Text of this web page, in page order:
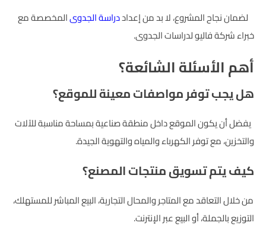
لضمان نجاح المشروع، لا بد من إعداددراسة الجدوىالمخصصة مع
خبراء شركة فاليو لدراسات الجدوى.
أهم الأسئلة الشائعة؟
هل يجب توفر مواصفات معينة للموقع؟
يفضل أن يكون الموقع داخل منطقة صناعية بمساحة مناسبة للآلات
والتخزين، مع توفر الكهرباء والمياه والتهوية الجيدة.
كيف يتم تسويق منتجات المصنع؟
من خلال التعاقد مع المتاجر والمحال التجارية، البيع المباشر للمستهلك،
التوزيع بالجملة، أو البيع عبر الإنترنت.